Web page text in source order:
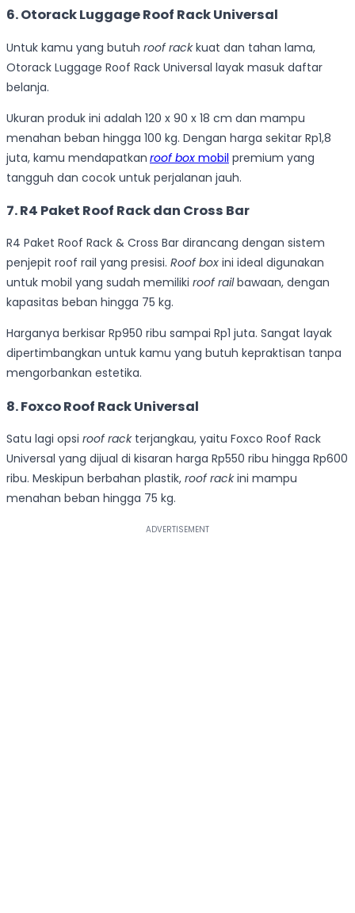
6. Otorack Luggage Roof Rack Universal
Untuk kamu yang butuh roof rackkuat dan tahan lama,
Otorack Luggage Roof Rack Universal layak masuk daftar
belanja.
Ukuran produk ini adalah 120 x 90 x 18 cm dan mampu
menahan beban hingga 100 kg. Dengan harga sekitar Rp1,8
juta, kamu mendapatkan roof box mobil premium yang
tangguh dan cocok untuk perjalanan jauh.
7. R4 Paket Roof Rack dan Cross Bar
R4 Paket Roof Rack & Cross Bar dirancang dengan sistem
penjepit roof rail yang presisi. Roof box ini ideal digunakan
untuk mobil yang sudah memiliki roof railbawaan, dengan
kapasitas beban hingga 75 kg.
Harganya berkisar Rp950 ribu sampai Rp1 juta. Sangat layak
dipertimbangkan untuk kamu yang butuh kepraktisan tanpa
mengorbankan estetika.
8. Foxco Roof Rack Universal
Satu lagi opsi roof rackterjangkau, yaitu Foxco Roof Rack
Universal yang dijual di kisaran harga Rp550 ribu hingga Rp600
ribu. Meskipun berbahan plastik, roof rackini mampu
menahan beban hingga 75 kg.